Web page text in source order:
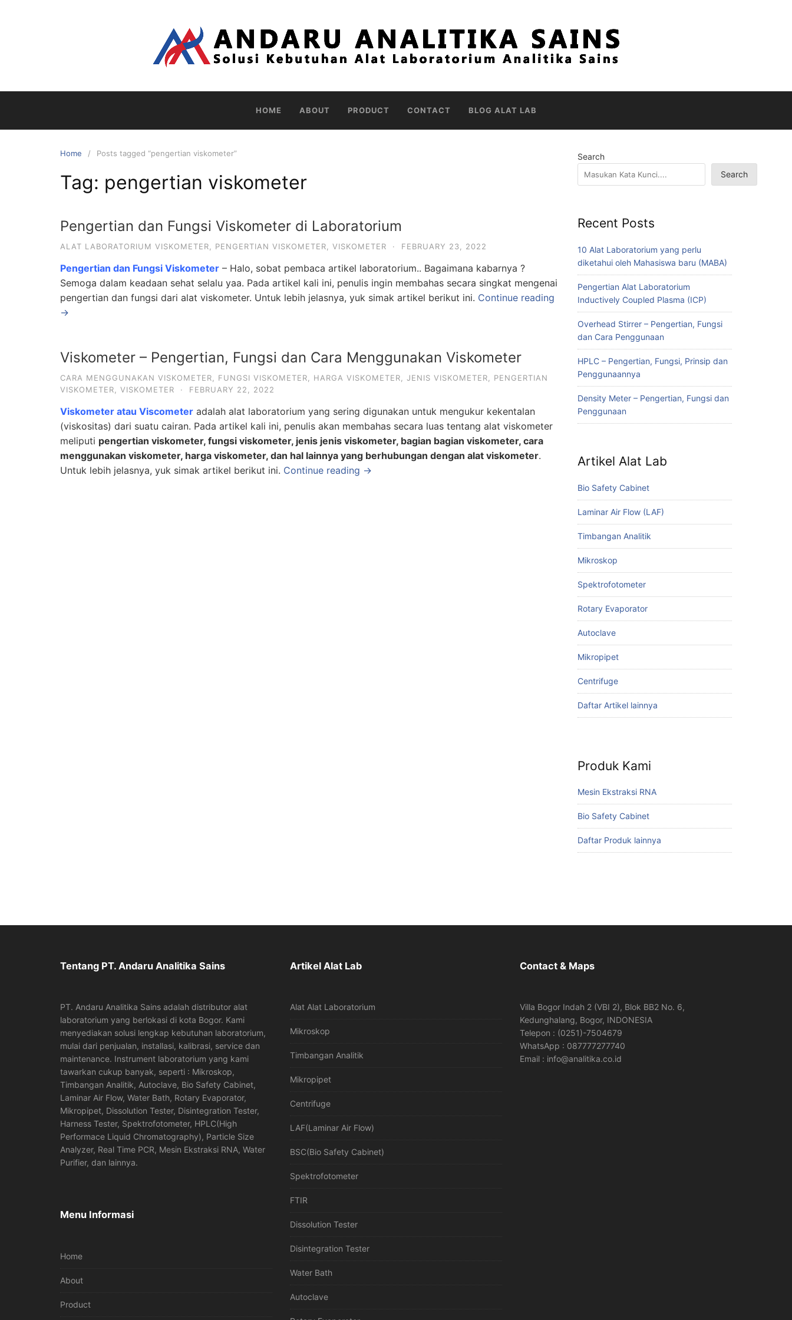
HOME ABOUT PRODUCT CONTACT BLOG ALAT LAB
Home Posts tagged “pengertian viskometer”
Tag: pengertian viskometer
Pengertian dan Fungsi Viskometer di Laboratorium
ALAT LABORATORIUM VISKOMETER PENGERTIAN VISKOMETER VISKOMETER · FEBRUARY 23, 2022
Pengertian dan Fungsi Viskometer – Halo, sobat pembaca artikel laboratorium.. Bagaimana kabarnya ?
Semoga dalam keadaan sehat selalu yaa. Pada artikel kali ini, penulis ingin membahas secara singkat mengenai
pengertian dan fungsi dari alat viskometer. Untuk lebih jelasnya, yuk simak artikel berikut ini. Continue reading
→
Viskometer – Pengertian, Fungsi dan Cara Menggunakan Viskometer
CARA MENGGUNAKAN VISKOMETER FUNGSI VISKOMETER HARGA VISKOMETER JENIS VISKOMETER
PENGERTIAN
VISKOMETER
VISKOMETER · FEBRUARY 22, 2022
Viskometer atau Viscometer adalah alat laboratorium yang sering digunakan untuk mengukur kekentalan
(viskositas) dari suatu cairan. Pada artikel kali ini, penulis akan membahas secara luas tentang alat viskometer
meliputi pengertian viskometer, fungsi viskometer, jenis jenis viskometer, bagian bagian viskometer, cara
menggunakan viskometer, harga viskometer, dan hal lainnya yang berhubungan dengan alat viskometer.
Untuk lebih jelasnya, yuk simak artikel berikut ini. Continue reading →
Search
Search
Recent Posts
10 Alat Laboratorium yang perlu
diketahui oleh Mahasiswa baru (MABA)
Pengertian Alat Laboratorium
Inductively Coupled Plasma (ICP)
Overhead Stirrer – Pengertian, Fungsi
dan Cara Penggunaan
HPLC – Pengertian, Fungsi, Prinsip dan
Penggunaannya
Density Meter – Pengertian, Fungsi dan
Penggunaan
Artikel Alat Lab
Bio Safety Cabinet
Laminar Air Flow (LAF)
Timbangan Analitik
Mikroskop
Spektrofotometer
Rotary Evaporator
Autoclave
Mikropipet
Centrifuge
Daftar Artikel lainnya
Produk Kami
Mesin Ekstraksi RNA
Bio Safety Cabinet
Daftar Produk lainnya
Tentang PT. Andaru Analitika Sains
PT. Andaru Analitika Sains adalah distributor alat
laboratorium yang berlokasi di kota Bogor. Kami
menyediakan solusi lengkap kebutuhan laboratorium,
mulai dari penjualan, installasi, kalibrasi, service dan
maintenance. Instrument laboratorium yang kami
tawarkan cukup banyak, seperti : Mikroskop,
Timbangan Analitik, Autoclave, Bio Safety Cabinet,
Laminar Air Flow, Water Bath, Rotary Evaporator,
Mikropipet, Dissolution Tester, Disintegration Tester,
Harness Tester, Spektrofotometer, HPLC(High
Performace Liquid Chromatography), Particle Size
Analyzer, Real Time PCR, Mesin Ekstraksi RNA, Water
Purifier, dan lainnya.
Menu Informasi
Home
About
Product
Artikel Alat Lab
Alat Alat Laboratorium
Mikroskop
Timbangan Analitik
Mikropipet
Centrifuge
LAF(Laminar Air Flow)
BSC(Bio Safety Cabinet)
Spektrofotometer
FTIR
Dissolution Tester
Disintegration Tester
Water Bath
Autoclave
Contact & Maps
Villa Bogor Indah 2 (VBI 2), Blok BB2 No. 6,
Kedunghalang, Bogor, INDONESIA
Telepon : (0251)-7504679
WhatsApp : 087777277740
Email : info@analitika.co.id